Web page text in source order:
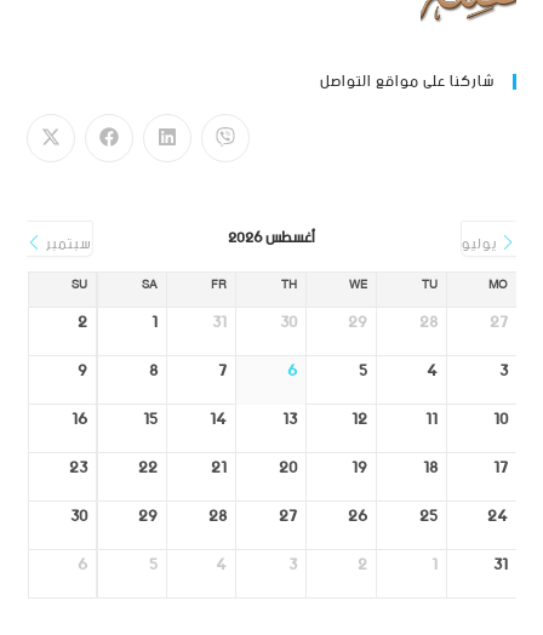
شاركنا على مواقع التواصل
يوليو أغسطس 2026 سبتمبر
MO
TU
WE
TH
FR
SA
SU
27
28
29
30
31
1
2
3
4
5
6
7
8
9
10
11
12
13
14
15
16
17
18
19
20
21
22
23
24
25
26
27
28
29
30
31
1
2
3
4
5
6